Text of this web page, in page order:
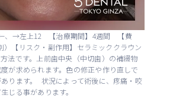
、→左上12 【治療期間】4週間 【費
）【リスク・副作用】セラミッククラウン
法です。上前歯中央（中切歯）の補綴物
が求められます。色の修正や作り直しで
ります。 状況によって術後に、疼痛・咬
じる事があります。